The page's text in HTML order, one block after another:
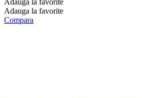
Adauga la favorite
Compara